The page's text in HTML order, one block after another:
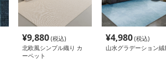
¥9,880(税込)
北欧風シンプル織り カ
ーペット
¥4,980(税込)
山水グラデーション絨